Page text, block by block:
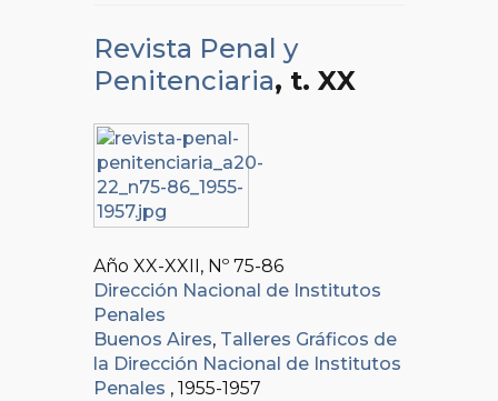
Revista Penal y
Penitenciaria, t. XX
Año XX-XXII, Nº 75-86
Dirección Nacional de Institutos
Penales
Buenos Aires, Talleres Gráficos de
la Dirección Nacional de Institutos
Penales , 1955-1957